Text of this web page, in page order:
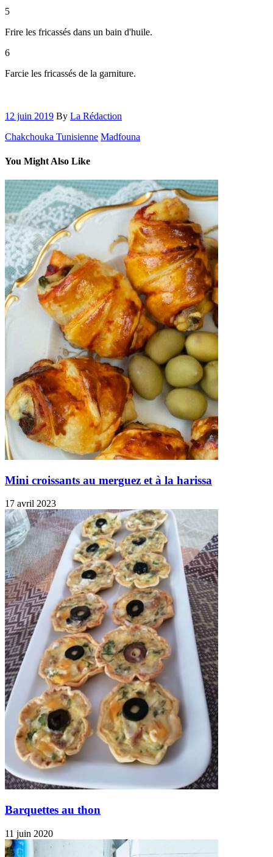
5
Frire les fricassés dans un bain d'huile.
6
Farcie les fricassés de la garniture.
12 juin 2019 By La Rédaction
Chakchouka Tunisienne Madfouna
You Might Also Like
Mini croissants au merguez et à la harissa
17 avril 2023
Barquettes au thon
11 juin 2020